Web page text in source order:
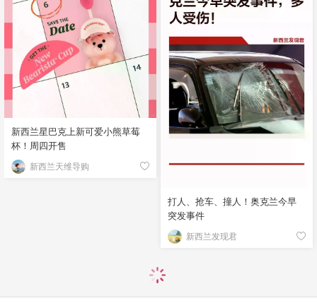
新西兰星巴克上新可爱小熊草莓
杯！周四开售
新西兰天维导购
打人、抢车、撞人！奥克兰今早
突发事件
新西兰发现君